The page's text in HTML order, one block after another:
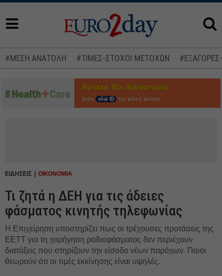
#ΜΕΣΗ ΑΝΑΤΟΛΗ #ΤΙΜΕΣ-ΣΤΟΧΟΙ ΜΕΤΟΧΩΝ
Δείτε εδώ την ειδική έκδοση
ΕΙΔΗΣΕΙΣ ΟΙΚΟΝΟΜΙΑ
Τι ζητά η ΔΕΗ για τις άδειες
φάσματος κινητής τηλεφωνίας
Η Επιχείρηση υποστηρίζει πως οι τρέχουσες προτάσεις της
ΕΕΤΤ για τη χορήγηση ραδιοφάσματος δεν περιέχουν
διατάξεις που στηρίζουν την είσοδο νέων παρόχων. Ποιοι
θεωρούν ότι οι τιμές εκκίνησης είναι υψηλές.